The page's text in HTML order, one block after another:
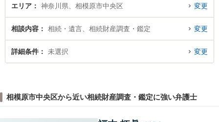
エリア 神奈川県、相模原市中央区 変更
相談内容 相続・遺言、相続財産調査・鑑定 変更
詳細条件 未選択 変更
相模原市中央区から近い相続財産調査・鑑定に強い弁護士